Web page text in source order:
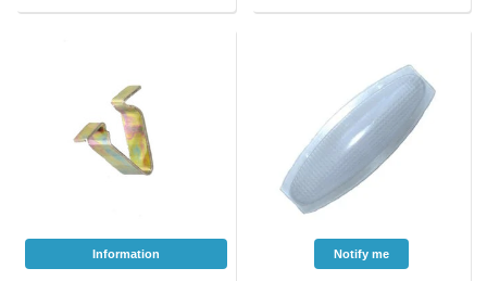
Information Notify me